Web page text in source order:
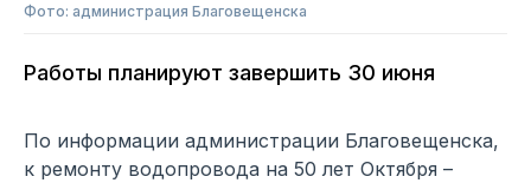
Фото: администрация Благовещенска
Работы планируют завершить 30 июня
По информации администрации Благовещенска,
к ремонту водопровода на 50 лет Октября –